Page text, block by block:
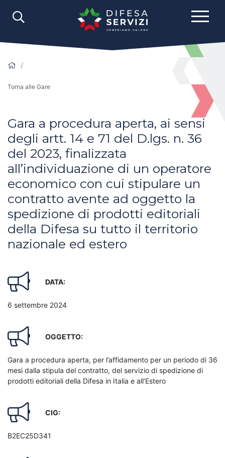
Torna alle Gare
Gara a procedura aperta, ai sensi
degli artt. 14 e 71 del D.lgs. n. 36
del 2023, finalizzata
all’individuazione di un operatore
economico con cui stipulare un
contratto avente ad oggetto la
spedizione di prodotti editoriali
della Difesa su tutto il territorio
nazionale ed estero
DATA:
6 settembre 2024
OGGETTO:
Gara a procedura aperta, per l’affidamento per un periodo di 36
mesi dalla stipula del contratto, del servizio di spedizione di
prodotti editoriali della Difesa in Italia e all’Estero
CIG:
B2EC25D341